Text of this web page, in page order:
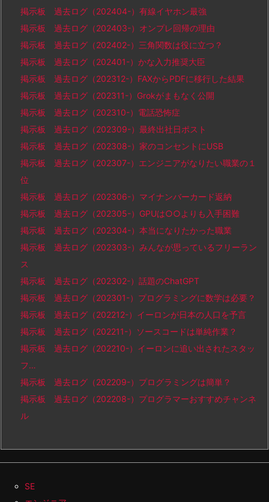
掲示板 過去ログ（202404-）有線イヤホン最強
掲示板 過去ログ（202403-）オンプレ回帰の理由
掲示板 過去ログ（202402-）三角関数は役に立つ？
掲示板 過去ログ（202401-）かな入力推奨大臣
掲示板 過去ログ（202312-）FAXからPDFに移行した結果
掲示板 過去ログ（202311-）Grokがまもなく公開
掲示板 過去ログ（202310-）電話恐怖症
掲示板 過去ログ（202309-）最終出社日ポスト
掲示板 過去ログ（202308-）家のコンセントにUSB
掲示板 過去ログ（202307-）エンジニアがなりたい職業の１
位
掲示板 過去ログ（202306-）マイナンバーカード返納
掲示板 過去ログ（202305-）GPUは○○よりも入手困難
掲示板 過去ログ（202304-）本当になりたかった職業
掲示板 過去ログ（202303-）みんなが思っているフリーラン
ス
掲示板 過去ログ（202302-）話題のChatGPT
掲示板 過去ログ（202301-）プログラミングに数学は必要？
掲示板 過去ログ（202212-）イーロンが日本の人口を予言
掲示板 過去ログ（202211-）ソースコードは単純作業？
掲示板 過去ログ（202210-）イーロンに追い出されたスタッ
フ…
掲示板 過去ログ（202209-）プログラミングは簡単？
掲示板 過去ログ（202208-）プログラマーおすすめチャンネ
ル
SE